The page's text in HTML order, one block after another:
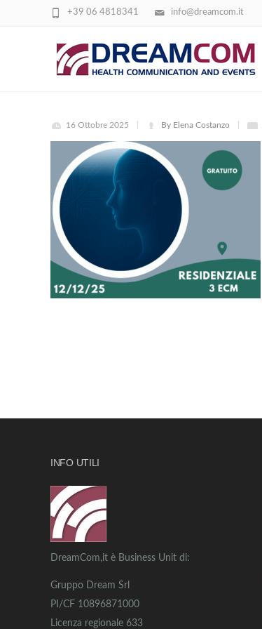
info@dreamcom.it
+39 06 4818341
SINGOLARITÀ TECNOLOGICA
16 Ottobre 2025 By Elena Costanzo
INFO UTILI
DreamCom,it è Business Unit di:
Gruppo Dream Srl
PI/CF 10896871000
Licenza regionale 633